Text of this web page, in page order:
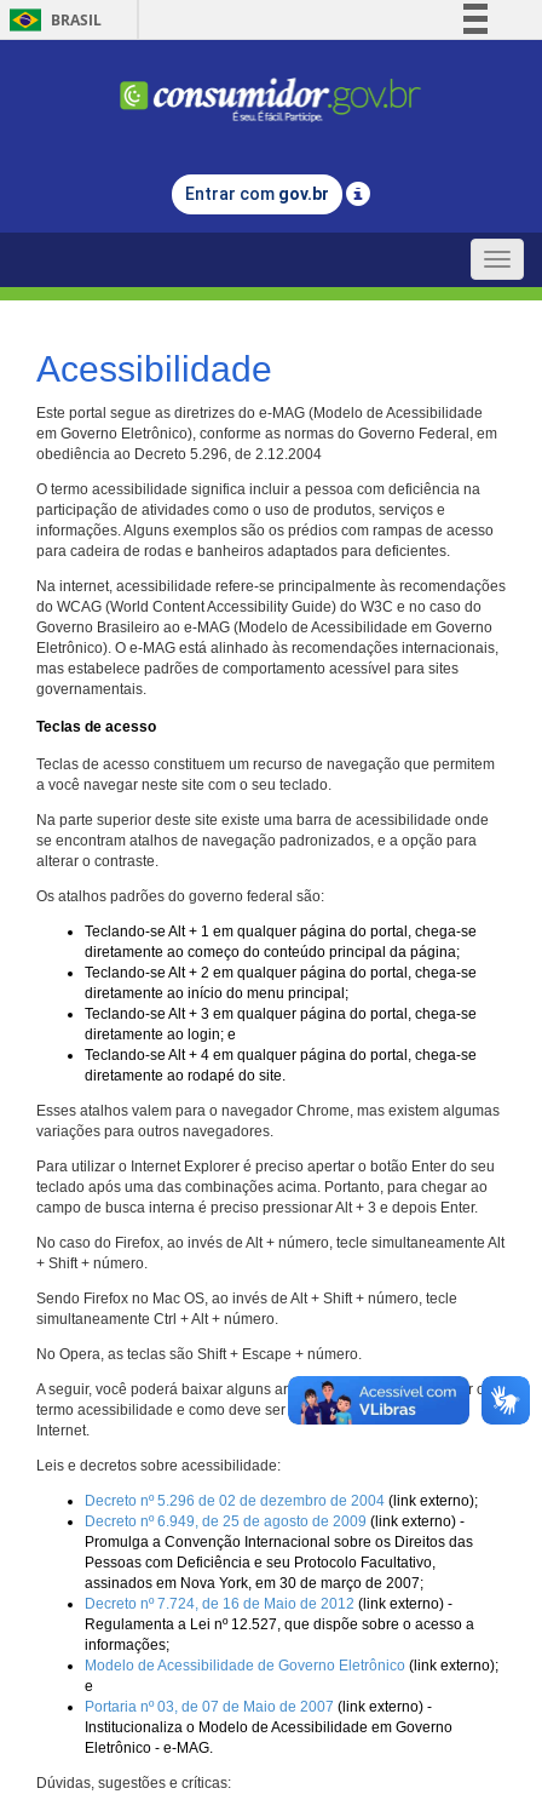
BRASIL
Comunica BR
Legislação
Entrar com gov.br
Toggle
Acessibilidade
Este portal segue as diretrizes do e-MAG (Modelo de Acessibilidade
em Governo Eletrônico), conforme as normas do Governo Federal, em
obediência ao Decreto 5.296, de 2.12.2004
O termo acessibilidade significa incluir a pessoa com deficiência na
participação de atividades como o uso de produtos, serviços e
informações. Alguns exemplos são os prédios com rampas de acesso
para cadeira de rodas e banheiros adaptados para deficientes.
Na internet, acessibilidade refere-se principalmente às recomendações
do WCAG (World Content Accessibility Guide) do W3C e no caso do
Governo Brasileiro ao e-MAG (Modelo de Acessibilidade em Governo
Eletrônico). O e-MAG está alinhado às recomendações internacionais,
mas estabelece padrões de comportamento acessível para sites
governamentais.
Teclas de acesso
Teclas de acesso constituem um recurso de navegação que permitem
a você navegar neste site com o seu teclado.
Na parte superior deste site existe uma barra de acessibilidade onde
se encontram atalhos de navegação padronizados, e a opção para
alterar o contraste.
Os atalhos padrões do governo federal são:
Teclando-se Alt + 1 em qualquer página do portal, chega-se
diretamente ao começo do conteúdo principal da página;
Teclando-se Alt + 2 em qualquer página do portal, chega-se
diretamente ao início do menu principal;
Teclando-se Alt + 3 em qualquer página do portal, chega-se
diretamente ao login; e
Teclando-se Alt + 4 em qualquer página do portal, chega-se
diretamente ao rodapé do site.
Esses atalhos valem para o navegador Chrome, mas existem algumas
variações para outros navegadores.
Para utilizar o Internet Explorer é preciso apertar o botão Enter do seu
teclado após uma das combinações acima. Portanto, para chegar ao
campo de busca interna é preciso pressionar Alt + 3 e depois Enter.
No caso do Firefox, ao invés de Alt + número, tecle simultaneamente Alt
+ Shift + número.
Sendo Firefox no Mac OS, ao invés de Alt + Shift + número, tecle
simultaneamente Ctrl + Alt + número.
No Opera, as teclas são Shift + Escape + número.
A seguir, você poderá baixar alguns arquivos que explicam melhor o
termo acessibilidade e como deve ser implementado nos sites da
Internet.
Leis e decretos sobre acessibilidade:
Decreto nº 5.296 de 02 de dezembro de 2004 (link externo);
Decreto nº 6.949, de 25 de agosto de 2009 (link externo) -
Promulga a Convenção Internacional sobre os Direitos das
Pessoas com Deficiência e seu Protocolo Facultativo,
assinados em Nova York, em 30 de março de 2007;
Decreto nº 7.724, de 16 de Maio de 2012 (link externo) -
Regulamenta a Lei nº 12.527, que dispõe sobre o acesso a
informações;
Modelo de Acessibilidade de Governo Eletrônico (link externo);
e
Portaria nº 03, de 07 de Maio de 2007 (link externo) -
Institucionaliza o Modelo de Acessibilidade em Governo
Eletrônico - e-MAG.
Dúvidas, sugestões e críticas: